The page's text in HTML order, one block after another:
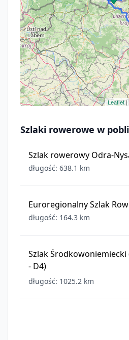
Leaflet|
Szlaki rowerowe w
Szlak rowerowy Odra-
długość: 638.1 km
Euroregionalny Szlak
długość: 164.3 km
Szlak
- D4)
długość: 1025.2 km